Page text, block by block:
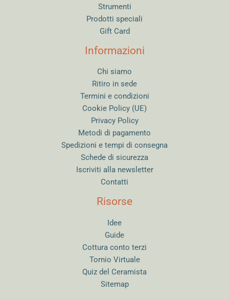
Strumenti
Prodotti speciali
Gift Card
Informazioni
Chi siamo
Ritiro in sede
Termini e condizioni
Cookie Policy (UE)
Privacy Policy
Metodi di pagamento
Spedizioni e tempi di consegna
Schede di sicurezza
Iscriviti alla newsletter
Contatti
Risorse
Idee
Guide
Cottura conto terzi
Tornio Virtuale
Quiz del Ceramista
Sitemap